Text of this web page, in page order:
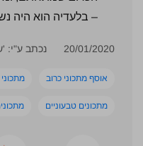
– בלעדיה הוא היה
20/01/2020 נכתב ע"י:
אוסף מתכוני כרוב
מתכונים טבעוניים